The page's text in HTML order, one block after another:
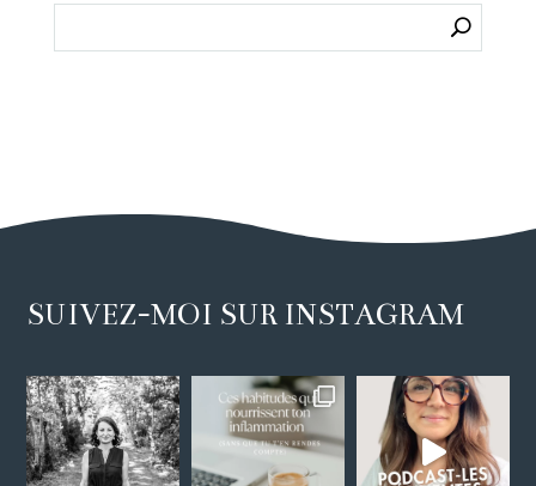
SUIVEZ-MOI SUR INSTAGRAM